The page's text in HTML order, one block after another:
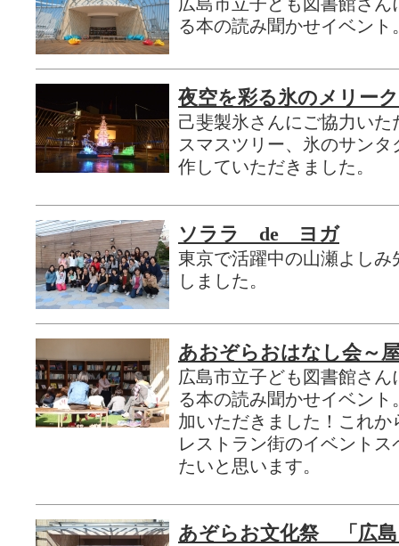
る本の読み聞かせイベント
夜空を彩る氷のメリー
己斐製氷さんにご協力い
スマスツリー、氷のサン
作していただきました。
ソララ de ヨガ
東京で活躍中の山瀬よし
しました。
あおぞらおはなし会～
広島市立子ども図書館さ
る本の読み聞かせイベン
加いただきました！これ
レストラン街のイベント
たいと思います。
あぞらお文化祭 「広島